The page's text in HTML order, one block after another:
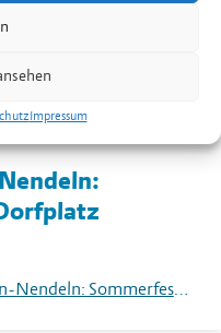
Impressum
Männer in Nendeln
weiterlesen: Seniorentreff Eschen-Nendeln: Sommerfest auf dem Dorfplatz